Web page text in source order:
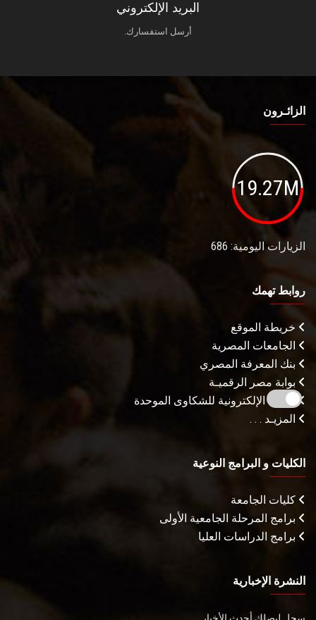
البريد الإلكتروني
أرسل استفسارك.
الزائـرون
19.27M
الزيارات اليومية: 686
روابط تهمك
خريطة الموقع
الجامعات المصرية
بنك المعرفة المصري
بوابة مصر الرقميـة
البوابة الإلكترونية للشكاوى الموحدة
المزيـد . . .
الكليات و البرامج النوعية
كليات الجامعة
برامج المرحلة الجامعية الأولى
برامج الدراسات العليا
النشرة الإخبارية
سجل ليصلك أحدث الأخبار